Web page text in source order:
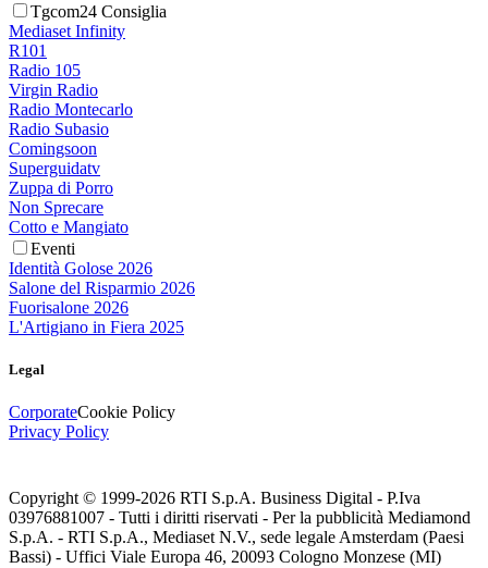
Tgcom24 Consiglia
Mediaset Infinity
R101
Radio 105
Virgin Radio
Radio Montecarlo
Radio Subasio
Comingsoon
Superguidatv
Zuppa di Porro
Non Sprecare
Cotto e Mangiato
Eventi
Identità Golose 2026
Salone del Risparmio 2026
Fuorisalone 2026
L'Artigiano in Fiera 2025
Legal
CorporateCookie Policy
Privacy Policy
Copyright © 1999-2026 RTI S.p.A. Business Digital - P.Iva
03976881007 - Tutti i diritti riservati - Per la pubblicità Mediamond
S.p.A. - RTI S.p.A., Mediaset N.V., sede legale Amsterdam (Paesi
Bassi) - Uffici Viale Europa 46, 20093 Cologno Monzese (MI)